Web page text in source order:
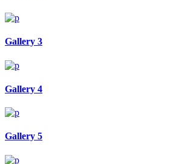
Gallery 3
Gallery 4
Gallery 5